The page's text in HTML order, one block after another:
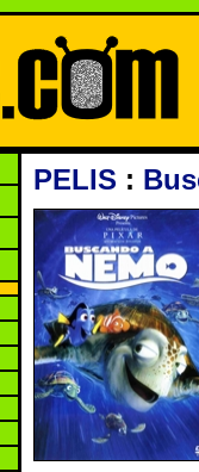
PELIS :